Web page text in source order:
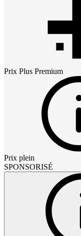
Prix Plus Premium
Prix plein
SPONSORISÉ